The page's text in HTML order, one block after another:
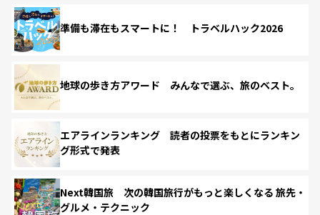
準備も滞在もスマートに！ トラベルハック2026
地球の歩き方アワード みんなで選ぶ、旅のベスト。
エアラインランキング 読者の投票をもとにランキン
グ形式で発表
Next韓国旅 次の韓国旅行がもっと楽しくなる 旅先・
グルメ・テクニック